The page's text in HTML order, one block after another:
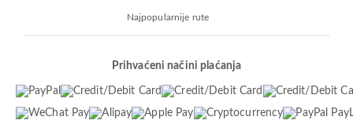
Najpopularnije rute
Prihvaćeni načini plaćanja